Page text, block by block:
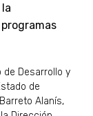
de Desarrollo y
de
Alanís,